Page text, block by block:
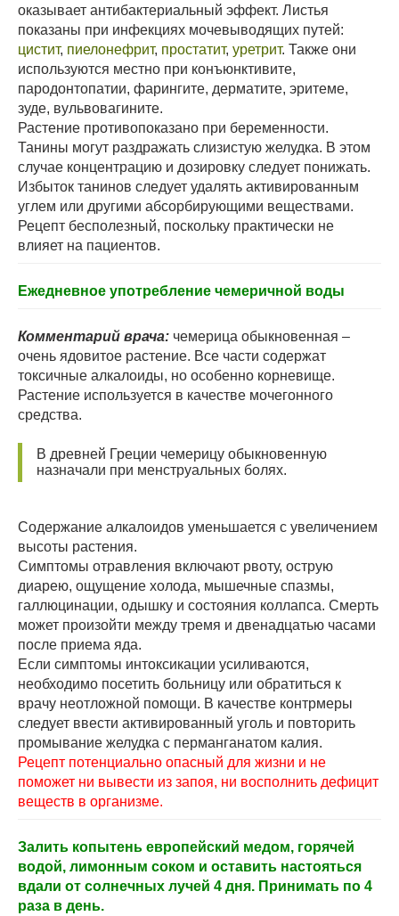
оказывает антибактериальный эффект. Листья
показаны при инфекциях мочевыводящих путей:
цистит, пиелонефрит, простатит, уретрит. Также они
используются местно при конъюнктивите,
пародонтопатии, фарингите, дерматите, эритеме,
зуде, вульвовагините.
Растение противопоказано при беременности.
Танины могут раздражать слизистую желудка. В этом
случае концентрацию и дозировку следует понижать.
Избыток танинов следует удалять активированным
углем или другими абсорбирующими веществами.
Рецепт бесполезный, поскольку практически не
влияет на пациентов.
Ежедневное употребление чемеричной воды
Комментарий врача: чемерица обыкновенная –
очень ядовитое растение. Все части содержат
токсичные алкалоиды, но особенно корневище.
Растение используется в качестве мочегонного
средства.
В древней Греции чемерицу обыкновенную
назначали при менструальных болях.
Содержание алкалоидов уменьшается с увеличением
высоты растения.
Симптомы отравления включают рвоту, острую
диарею, ощущение холода, мышечные спазмы,
галлюцинации, одышку и состояния коллапса. Смерть
может произойти между тремя и двенадцатью часами
после приема яда.
Если симптомы интоксикации усиливаются,
необходимо посетить больницу или обратиться к
врачу неотложной помощи. В качестве контрмеры
следует ввести активированный уголь и повторить
промывание желудка с перманганатом калия.
Рецепт потенциально опасный для жизни и не
поможет ни вывести из запоя, ни восполнить дефицит
веществ в организме.
Залить копытень европейский медом, горячей
водой, лимонным соком и оставить настояться
вдали от солнечных лучей 4 дня. Принимать по 4
раза в день.